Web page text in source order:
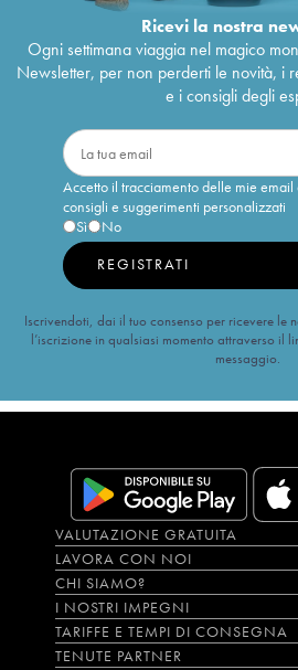
Ricevi la nostra
Ogni settimana viaggia nel magico
Newsletter, per non perderti le novità, i
e i consigli degli
Accetto il tracciamento delle mie
consigli e suggerimenti personalizzati
Sì
No
REGISTRATI
Iscrivendoti, dai il tuo consenso per ricevere le
l’iscrizione in qualsiasi momento attraverso il
messaggio.
VALUTAZIONE GRATUITA
LAVORA CON NOI
CHI SIAMO?
I NOSTRI IMPEGNI
TARIFFE E TEMPI DI CONSEGNA
TENUTE PARTNER